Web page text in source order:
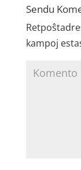
Sendu
kampoj